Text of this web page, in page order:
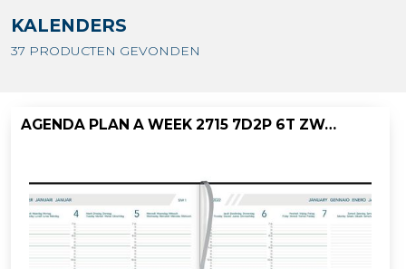
KALENDERS
37 PRODUCTEN GEVONDEN
AGENDA PLAN A WEEK 2715 7D2P 6T ZWART